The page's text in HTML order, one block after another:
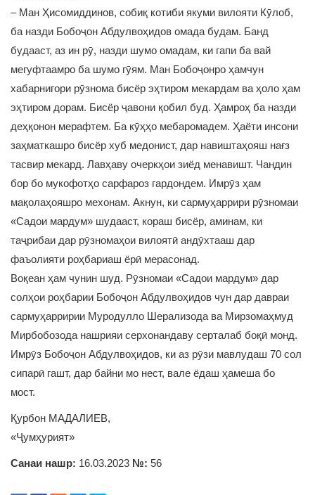
– Ман Ҳисомиддинов, собиқ котиби якуми вилояти Кӯлоб,
ба назди Бобоҷон Абдулвоҳидов омада будам. Банд
будааст, аз ин рӯ, назди шумо омадам, ки гапи ба вай
мегуфтаамро ба шумо гӯям. Ман Бобоҷонро ҳамчун
хабарнигори рӯзнома бисёр эҳтиром мекардам ва ҳоло ҳам
эҳтиром дорам. Бисёр ҷавони қобил буд. Ҳамроҳ ба назди
деҳқонон мерафтем. Ба кӯҳҳо мебаромадем. Ҳаёти инсони
заҳматкашро бисёр хуб медонист, дар навиштаҳояш нағз
тасвир мекард. Лавҳаву очеркҳои зиёд менавишт. Чандин
бор бо мукофотҳо сарфароз гардондем. Имрӯз ҳам
мақолаҳояшро мехонам. Акнун, ки сармуҳаррири рӯзномаи
«Садои мардум» шудааст, кораш бисёр, аминам, ки
таҷрибаи дар рӯзномаҳои вилоятӣ андӯхтааш дар
фаъолияти роҳбариаш ёрӣ мерасонад.
Воқеан ҳам чунин шуд. Рӯзномаи «Садои мардум» дар
солҳои роҳбарии Бобоҷон Абдулвоҳидов чун дар давраи
сармуҳарририи Муродулло Шерализода ва Мирзомаҳмуд
Мирбобозода нашрияи серхонандаву серталаб боқӣ монд.
Имрӯз Бобоҷон Абдулвоҳидов, ки аз рӯзи мавлудаш 70 сол
сипарӣ гашт, дар байни мо нест, вале ёдаш ҳамеша бо
мост.
Қурбон МАДАЛИЕВ,
«Ҷумҳурият»
Санаи нашр: 16.03.2023 №: 56